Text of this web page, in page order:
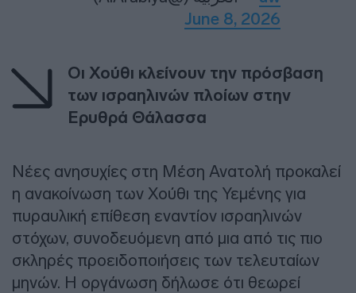
June 8, 2026
Οι Χούθι κλείνουν την πρόσβαση
των ισραηλινών πλοίων στην
Ερυθρά Θάλασσα
Νέες ανησυχίες στη Μέση Ανατολή προκαλεί
η ανακοίνωση των Χούθι της Υεμένης για
πυραυλική επίθεση εναντίον ισραηλινών
στόχων, συνοδευόμενη από μια από τις πιο
σκληρές προειδοποιήσεις των τελευταίων
μηνών. Η οργάνωση δήλωσε ότι θεωρεί